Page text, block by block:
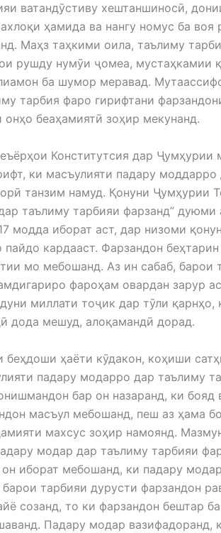
ватандӯстиву хештаншиносӣ,
ҳамида ва нангу номус ба воя
Маҳз таҳкими оила, таълиму
рушду нумӯи ҷомеа, мустаҳкамии
ба шумор меравад.
тарбия фаро гирифтани
онҳо беаҳамиятӣ зоҳир мекунанд.
Конститутсия дар Ҷумҳурии
ки масъулияти падару
танзим намуд. Қонуни Ҷумҳурии
таълиму тарбияи фарзанд”
модда иборат аст, дар низоми
кардааст. Фарзандон
мо мебошанд. Аз ин сабаб, барои
фароҳам овардан зарур
миллати тоҷик дар тӯли
дода мешуд, алоқамандӣ дорад.
беҳдоши ҳаёти кӯдакон, коҳиши
падару модарро дар таълиму
бар он назаранд, ки бояд
масъул мебошанд, пеш аз ҳама
махсус зоҳир намоянд.
модар дар таълиму тарбияи
иборат мебошанд, ки падару
тарбияи дурусти фарзандон
созанд, то ки фарзандон бештар
Падару модар вазифадоранд,